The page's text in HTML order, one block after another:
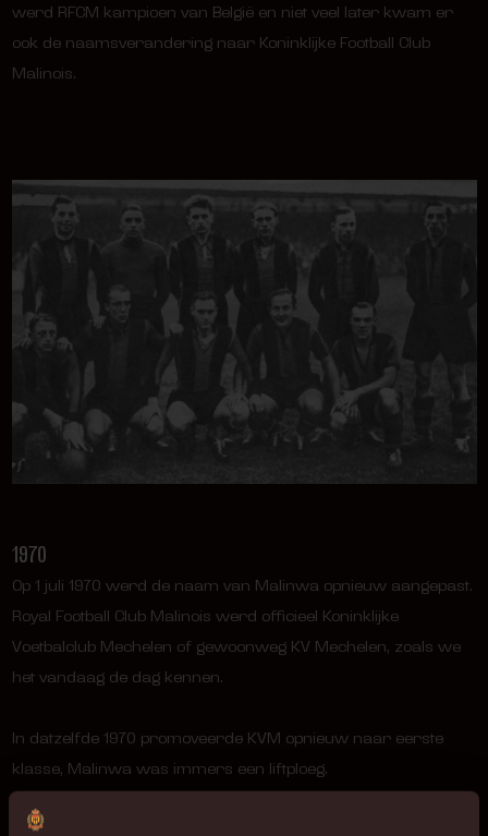
werd RFCM kampioen van België en niet veel later kwam er
ook de naamsverandering naar Koninklijke Football Club
Malinois.
1970
Op 1 juli 1970 werd de naam van Malinwa opnieuw aangepast.
Royal Football Club Malinois werd officieel Koninklijke
Voetbalclub Mechelen of gewoonweg KV Mechelen, zoals we
het vandaag de dag kennen.
In datzelfde 1970 promoveerde KVM opnieuw naar eerste
klasse, Malinwa was immers een liftploeg.